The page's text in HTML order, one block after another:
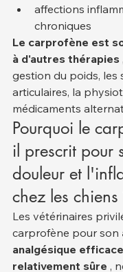
affections
chroniques
Le carprofène est
à d'autres thérapies
gestion du poids, les
articulaires, la
médicaments
Pourquoi le
il prescrit pour
douleur et
chez les chiens
Les vétérinaires
carprofène pour son
analgésique
relativement sûre ,